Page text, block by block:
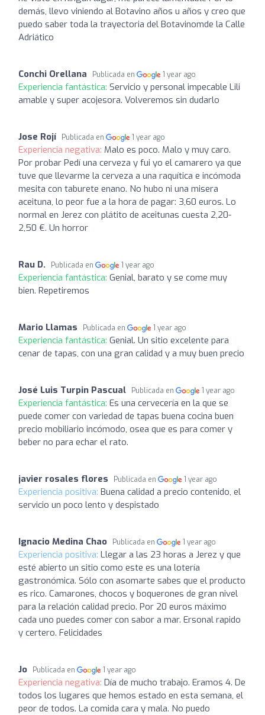
demás, llevo viniendo al Botavino años u años y creo que
puedo saber toda la trayectoria del Botavinomde la Calle
Adriático
Conchi Orellana Publicada en 1 year ago
Experiencia fantástica: Servicio y personal impecable Lili
amable y super acojesora. Volveremos sin dudarlo
Jose Rojí Publicada en 1 year ago
Experiencia negativa: Malo es poco. Malo y muy caro.
Por probar Pedí una cerveza y fui yo el camarero ya que
tuve que llevarme la cerveza a una raquítica e incómoda
mesita con taburete enano. No hubo ni una misera
aceituna, lo peor fue a la hora de pagar: 3,60 euros. Lo
normal en Jerez con plátito de aceitunas cuesta 2,20-
2,50 €. Un horror
Rau D. Publicada en 1 year ago
Experiencia fantástica: Genial, barato y se come muy
bien. Repetiremos
Mario Llamas Publicada en 1 year ago
Experiencia fantástica: Genial. Un sitio excelente para
cenar de tapas, con una gran calidad y a muy buen precio
José Luis Turpin Pascual Publicada en 1 year ago
Experiencia fantástica: Es una cervecería en la que se
puede comer con variedad de tapas buena cocina buen
precio mobiliario incómodo, osea que es para comer y
beber no para echar el rato.
javier rosales flores Publicada en 1 year ago
Experiencia positiva: Buena calidad a precio contenido, el
servicio un poco lento y despistado
Ignacio Medina Chao Publicada en 1 year ago
Experiencia positiva: Llegar a las 23 horas a Jerez y que
esté abierto un sitio como este es una lotería
gastronómica. Sólo con asomarte sabes que el producto
es rico. Camarones, chocos y boquerones de gran nivel
para la relación calidad precio. Por 20 euros máximo
cada uno puedes comer con sabor a mar. Ersonal rapido
y certero. Felicidades
Jo Publicada en 1 year ago
Experiencia negativa: Día de mucho trabajo. Eramos 4. De
todos los lugares que hemos estado en esta semana, el
peor de todos. La comida cara y mala. No puedo